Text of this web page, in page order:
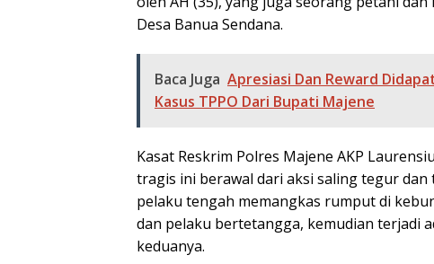
Desa Banua Sendana.
Baca Juga Apresiasi Dan Reward
Kasus TPPO Dari Bupati Majene
Kasat Reskrim Polres Majene AKP
tragis ini berawal dari aksi saling tegur
pelaku tengah memangkas rumput di
dan pelaku bertetangga, kemudian terjadi
keduanya.